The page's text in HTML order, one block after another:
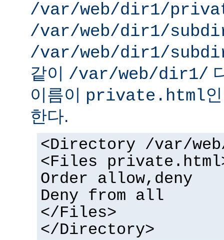
/var/web/dir1/
/var/web/dir1/
/var/web/dir1/
같이 /var/web/dir1/
이름이 private.html
한다.
<Directory /var/
<Files
Order allow,deny
Deny from all
</Files>
</Directory>